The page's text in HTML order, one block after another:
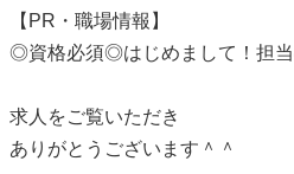
【PR・職場情報】
◎資格必須◎はじめまして！担当
求人をご覧いただき
ありがとうございます＾＾